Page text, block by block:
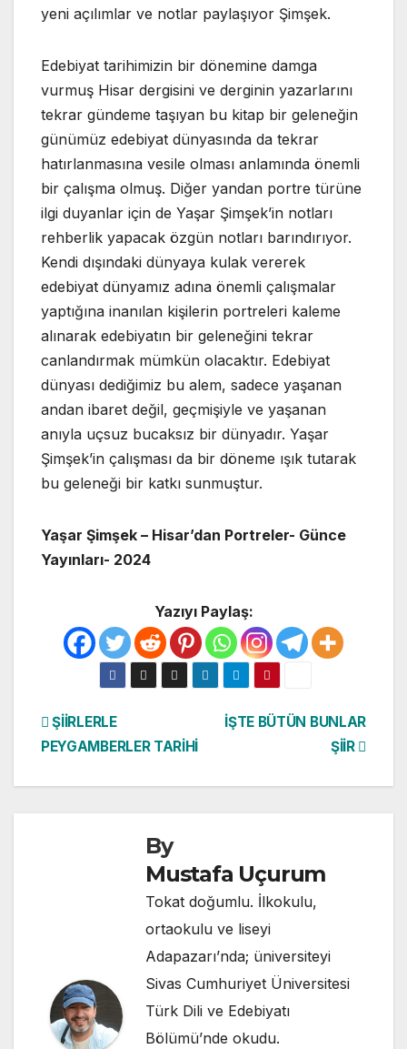
yeni açılımlar ve notlar paylaşıyor Şimşek.
Edebiyat tarihimizin bir dönemine damga
vurmuş Hisar dergisini ve derginin yazarlarını
tekrar gündeme taşıyan bu kitap bir geleneğin
günümüz edebiyat dünyasında da tekrar
hatırlanmasına vesile olması anlamında önemli
bir çalışma olmuş. Diğer yandan portre türüne
ilgi duyanlar için de Yaşar Şimşek’in notları
rehberlik yapacak özgün notları barındırıyor.
Kendi dışındaki dünyaya kulak vererek
edebiyat dünyamız adına önemli çalışmalar
yaptığına inanılan kişilerin portreleri kaleme
alınarak edebiyatın bir geleneğini tekrar
canlandırmak mümkün olacaktır. Edebiyat
dünyası dediğimiz bu alem, sadece yaşanan
andan ibaret değil, geçmişiyle ve yaşanan
anıyla uçsuz bucaksız bir dünyadır. Yaşar
Şimşek’in çalışması da bir döneme ışık tutarak
bu geleneği bir katkı sunmuştur.
Yaşar Şimşek – Hisar’dan Portreler- Günce
Yayınları- 2024
Yazıyı Paylaş:
Yazı
İŞTE BÜTÜN BUNLAR
ŞİİR
ŞİİRLERLE
PEYGAMBERLER TARİHİ
By
Mustafa Uçurum
Tokat doğumlu. İlkokulu,
ortaokulu ve liseyi
Adapazarı’nda; üniversiteyi
Sivas Cumhuriyet Üniversitesi
Türk Dili ve Edebiyatı
Bölümü’nde okudu.